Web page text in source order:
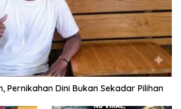
Pernikahan Dini Bukan Sekadar Pilihan